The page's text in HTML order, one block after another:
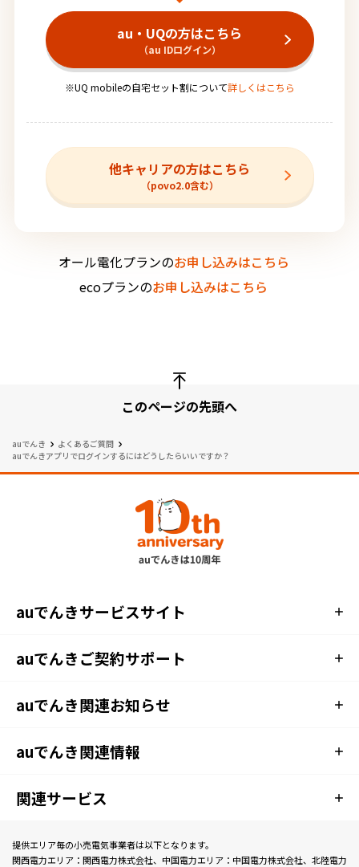
au・UQの方はこちら
（au IDログイン）
※UQ mobileの自宅セット割について詳しくはこちら
他キャリアの方はこちら
（povo2.0含む）
オール電化プランのお申し込みはこちら
ecoプランのお申し込みはこちら
このページの先頭へ
auでんき
よくあるご質問
auでんきアプリでログインするにはどうしたらいいですか？
auでんきサービスサイト
auでんきご契約サポート
auでんき関連お知らせ
auでんき関連情報
関連サービス
提供エリア毎の小売電気事業者は以下となります。
関西電力エリア：関西電力株式会社、中国電力エリア：中国電力株式会社、北陸電力